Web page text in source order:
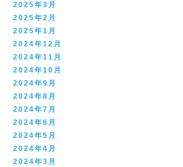
2025年3月
2025年2月
2025年1月
2024年12月
2024年11月
2024年10月
2024年9月
2024年8月
2024年7月
2024年6月
2024年5月
2024年4月
2024年3月